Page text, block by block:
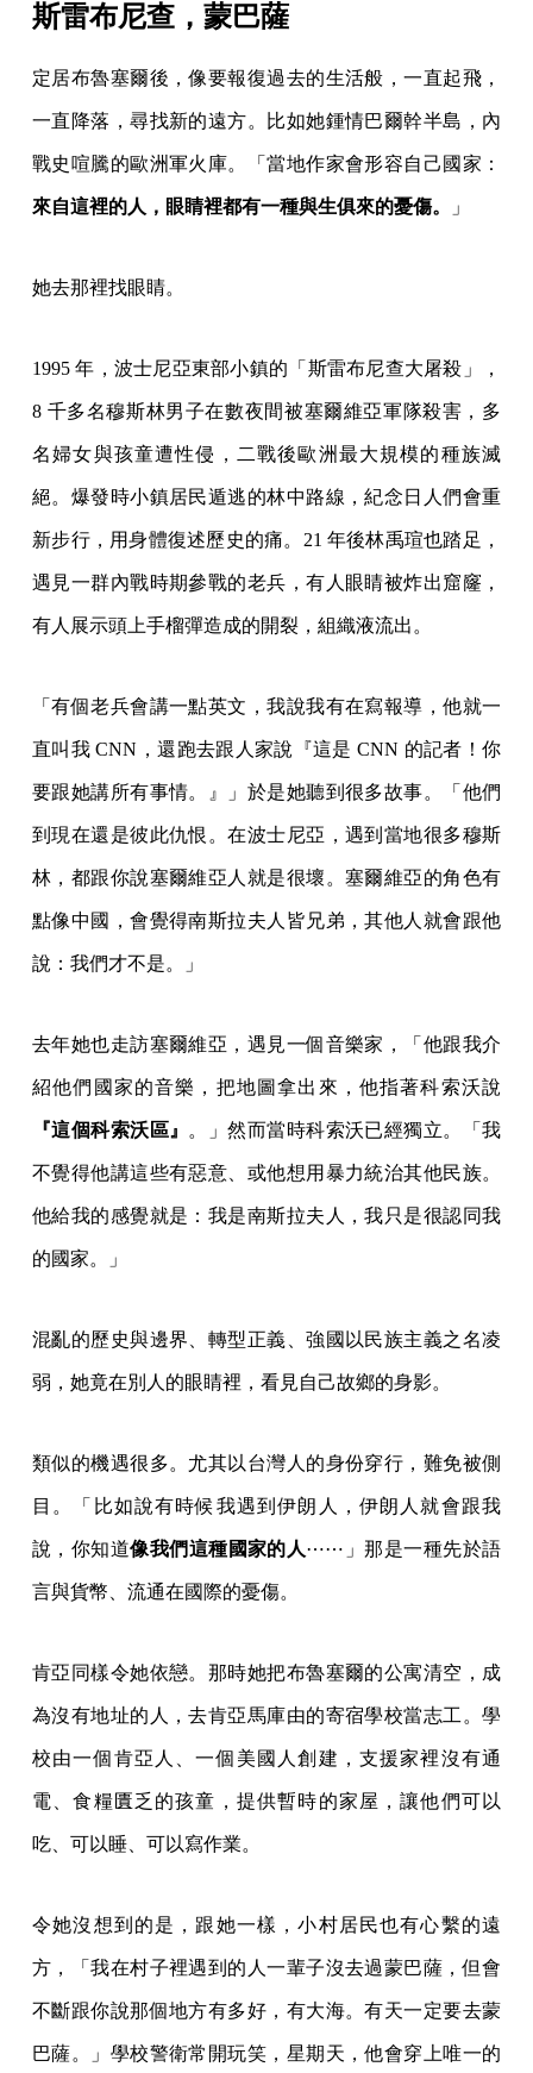
斯雷布尼查，蒙巴薩
定居布魯塞爾後，像要報復過去的生活般，一直起飛，
一直降落，尋找新的遠方。比如她鍾情巴爾幹半島，內
戰史喧騰的歐洲軍火庫。「當地作家會形容自己國家：
來自這裡的人，眼睛裡都有一種與生俱來的憂傷。 」
她去那裡找眼睛。
1995 年，波士尼亞東部小鎮的「斯雷布尼查大屠殺」，
8 千多名穆斯林男子在數夜間被塞爾維亞軍隊殺害，多
名婦女與孩童遭性侵，二戰後歐洲最大規模的種族滅
絕。爆發時小鎮居民遁逃的林中路線，紀念日人們會重
新步行，用身體復述歷史的痛。21 年後林禹瑄也踏足，
遇見一群內戰時期參戰的老兵，有人眼睛被炸出窟窿，
有人展示頭上手榴彈造成的開裂，組織液流出。
「有個老兵會講一點英文，我說我有在寫報導，他就一
直叫我 CNN，還跑去跟人家說『這是 CNN 的記者！你
要跟她講所有事情。』」於是她聽到很多故事。「他們
到現在還是彼此仇恨。在波士尼亞，遇到當地很多穆斯
林，都跟你說塞爾維亞人就是很壞。塞爾維亞的角色有
點像中國，會覺得南斯拉夫人皆兄弟，其他人就會跟他
說：我們才不是。」
去年她也走訪塞爾維亞，遇見一個音樂家，「他跟我介
紹他們國家的音樂，把地圖拿出來，他指著科索沃說
『這個科索沃區』 。」然而當時科索沃已經獨立。「我
不覺得他講這些有惡意、或他想用暴力統治其他民族。
他給我的感覺就是：我是南斯拉夫人，我只是很認同我
的國家。」
混亂的歷史與邊界、轉型正義、強國以民族主義之名凌
弱，她竟在別人的眼睛裡，看見自己故鄉的身影。
類似的機遇很多。尤其以台灣人的身份穿行，難免被側
目。「比如說有時候我遇到伊朗人，伊朗人就會跟我
說，你知道像我們這種國家的人⋯⋯」那是一種先於語
言與貨幣、流通在國際的憂傷。
肯亞同樣令她依戀。那時她把布魯塞爾的公寓清空，成
為沒有地址的人，去肯亞馬庫由的寄宿學校當志工。學
校由一個肯亞人、一個美國人創建，支援家裡沒有通
電、食糧匱乏的孩童，提供暫時的家屋，讓他們可以
吃、可以睡、可以寫作業。
令她沒想到的是，跟她一樣，小村居民也有心繫的遠
方，「我在村子裡遇到的人一輩子沒去過蒙巴薩，但會
不斷跟你說那個地方有多好，有大海。有天一定要去蒙
巴薩。」學校警衛常開玩笑，星期天，他會穿上唯一的